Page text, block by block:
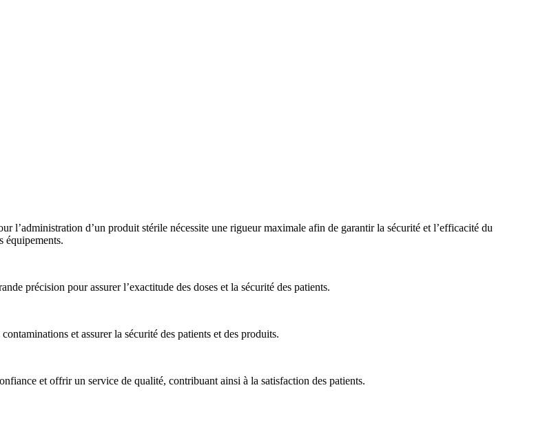
l’administration d’un produit stérile nécessite une rigueur maximale afin de garantir la sécurité et l’efficacité du
équipements.
précision pour assurer l’exactitude des doses et la sécurité des patients.
et assurer la sécurité des patients et des produits.
et offrir un service de qualité, contribuant ainsi à la satisfaction des patients.